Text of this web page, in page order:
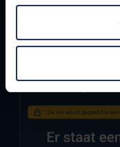
te schakelen.